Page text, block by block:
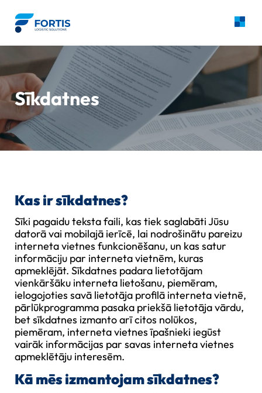
to
contentSākumlapa
Par mums
Pakalpojumi
Cenas pieprasījums
Noderīga informācija
Sīkdatnes
Kas ir sīkdatnes?
Sīki pagaidu teksta faili, kas tiek saglabāti Jūsu
datorā vai mobilajā ierīcē, lai nodrošinātu pareizu
interneta vietnes funkcionēšanu, un kas satur
informāciju par interneta vietnēm, kuras
apmeklējāt. Sīkdatnes padara lietotājam
vienkāršāku interneta lietošanu, piemēram,
ielogojoties savā lietotāja profilā interneta vietnē,
pārlūkprogramma pasaka priekšā lietotāja vārdu,
bet sīkdatnes izmanto arī citos nolūkos,
piemēram, interneta vietnes īpašnieki iegūst
vairāk informācijas par savas interneta vietnes
apmeklētāju interesēm.
Kā mēs izmantojam sīkdatnes?